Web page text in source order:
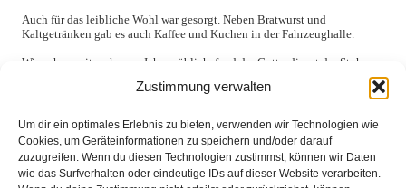
Zustimmung verwalten
Um dir ein optimales Erlebnis zu bieten, verwenden wir Technologien wie
Cookies, um Geräteinformationen zu speichern und/oder darauf
zuzugreifen. Wenn du diesen Technologien zustimmst, können wir Daten
wie das Surfverhalten oder eindeutige IDs auf dieser Website verarbeiten.
Auch für das leibliche Wohl war gesorgt. Neben Bratwurst und
Kaltgetränken gab es auch Kaffee und Kuchen in der Fahrzeughalle.
Wie schon seit mehreren Jahren üblich, fand der Gottesdienst der Stuhrer
wieder vor dem Feuerwehrhaus statt.
Somit bot das Programm Abwechslung für die ganze Familie und der tag
war ein voller Erfolg!